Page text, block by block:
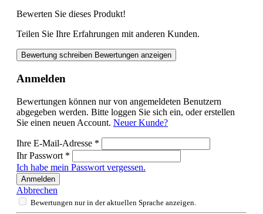
Bewerten Sie dieses Produkt!
Teilen Sie Ihre Erfahrungen mit anderen Kunden.
Bewertung schreiben Bewertungen anzeigen
Anmelden
Bewertungen können nur von angemeldeten Benutzern
abgegeben werden. Bitte loggen Sie sich ein, oder erstellen
Sie einen neuen Account. Neuer Kunde?
Ihre E-Mail-Adresse *
Ihr Passwort *
Ich habe mein Passwort vergessen.
Anmelden
Abbrechen
Bewertungen nur in der aktuellen Sprache anzeigen.